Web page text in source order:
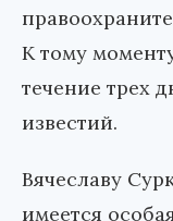
К тому
течение трех
известий.
Вячеславу
имеется